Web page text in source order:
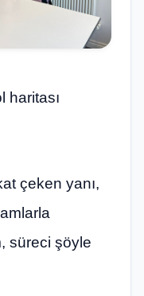
haritası
çeken yanı,
süreci şöyle